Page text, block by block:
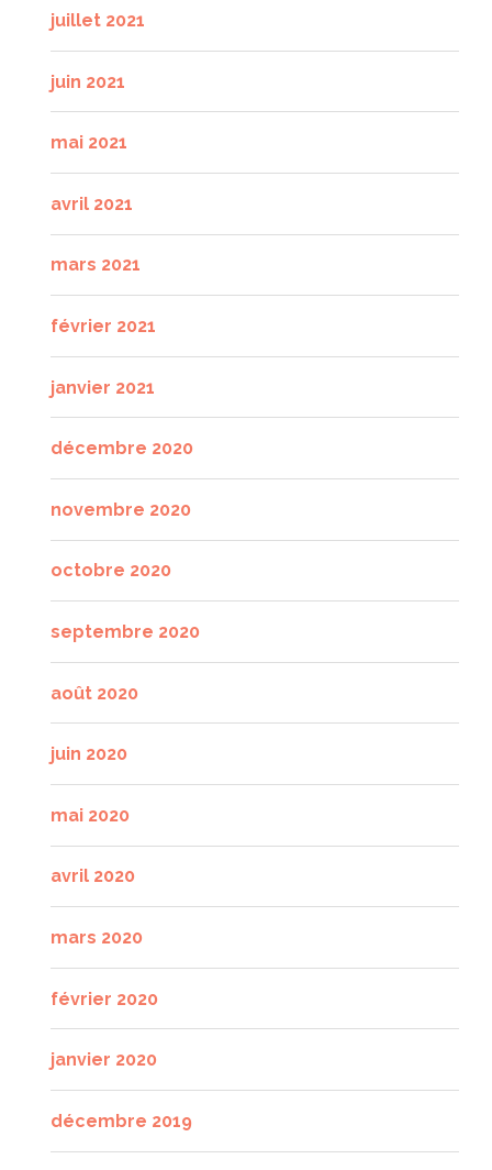
juillet 2021
juin 2021
mai 2021
avril 2021
mars 2021
février 2021
janvier 2021
décembre 2020
novembre 2020
octobre 2020
septembre 2020
août 2020
juin 2020
mai 2020
avril 2020
mars 2020
février 2020
janvier 2020
décembre 2019